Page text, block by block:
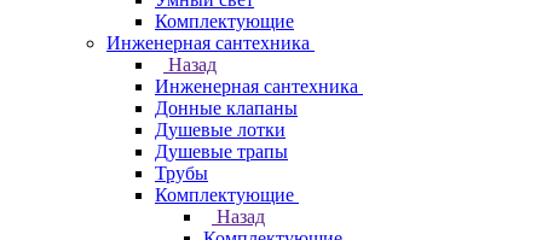
Комплектующие
Инженерная сантехника
Назад
Инженерная сантехника
Донные клапаны
Душевые лотки
Душевые трапы
Трубы
Комплектующие
Назад